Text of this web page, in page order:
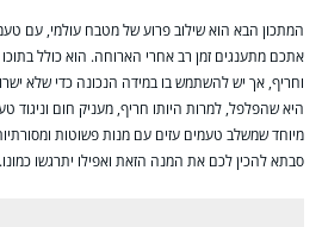
המתכון הבא הוא שילוב פרוע של מטבח עולמי, עם
אתכם מתענגים זמן רב אחרי הארוחה. הוא כולל
וחריף, אך יש להשתמש בו במידה הנכונה כדי שלא
היא שהפלפל, למרות היותו חריף, מעניק חום וניגוד
מיוחד שמשלב טעמים עזים עם מנות פשוטות
סבתא להכין לכם את המנה הזאת ואפילו יתרגשו כמונו.